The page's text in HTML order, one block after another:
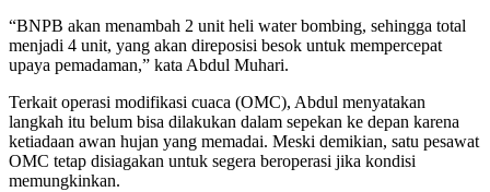
“BNPB akan menambah 2 unit heli water bombing, sehingga total
menjadi 4 unit, yang akan direposisi besok untuk mempercepat
upaya pemadaman,” kata Abdul Muhari.
Terkait operasi modifikasi cuaca (OMC), Abdul menyatakan
langkah itu belum bisa dilakukan dalam sepekan ke depan karena
ketiadaan awan hujan yang memadai. Meski demikian, satu pesawat
OMC tetap disiagakan untuk segera beroperasi jika kondisi
memungkinkan.